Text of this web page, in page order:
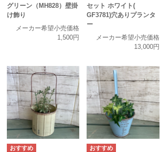
グリーン（MH828）壁掛
け飾り
メーカー希望小売価格
1,500円
セット ホワイト(
GF3781)穴ありプランタ
ー
メーカー希望小売価格
13,000円